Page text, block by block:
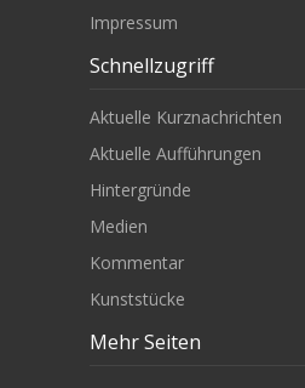
Impressum
Schnellzugriff
Aktuelle Kurznachrichten
Aktuelle Aufführungen
Hintergründe
Medien
Kommentar
Kunststücke
Mehr Seiten